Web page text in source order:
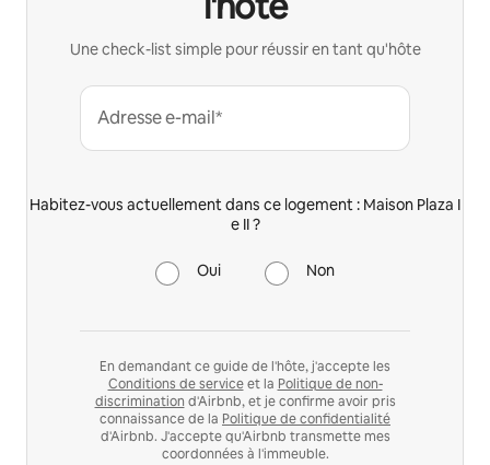
Une check-list simple pour réussir en tant qu'hôte
Adresse e-mail*
Habitez-vous actuellement dans ce logement : Maison Plaza I
e II ?
Oui Non
En demandant ce guide de l'hôte, j'accepte les
Conditions de serviceet la Politique de non-
discrimination d'Airbnb, et je confirme avoir pris
connaissance de la Politique de confidentialité
d'Airbnb. J'accepte qu'Airbnb transmette mes
coordonnées à l'immeuble.